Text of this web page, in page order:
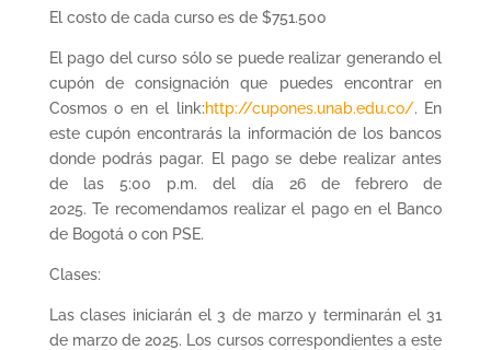
El costo de cada curso es de $751.500
El pago del curso sólo se puede realizar generando el
cupón de consignación que puedes encontrar en
Cosmos o en el link:http://cupones.unab.edu.co/. En
este cupón encontrarás la información de los bancos
donde podrás pagar. El pago se debe realizar antes
de las 5:00 p.m. del día 26 de febrero de
2025. Te recomendamos realizar el pago en el Banco
de Bogotá o con PSE.
Clases:
Las clases iniciarán el 3 de marzo y terminarán el 31
de marzo de 2025. Los cursos correspondientes a este